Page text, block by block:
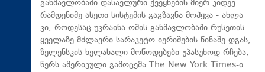
განმავლობაში დასავლური ქვეყნების მიერ კიდევ
რამდენიმე ასეთი სისტემის გაგზავნა მოჰყვა - ახლა
კი, როდესაც უკრაინა ომის განმავლობაში რუსეთის
ყველაზე მძლავრი სარაკეტო იერიშების წინაშე დგას,
ზელენსკის ხელახალი მოწოდებები უპასუხოდ რჩება, -
წერს ამერიკული გამოცემა The New York Times-ი.